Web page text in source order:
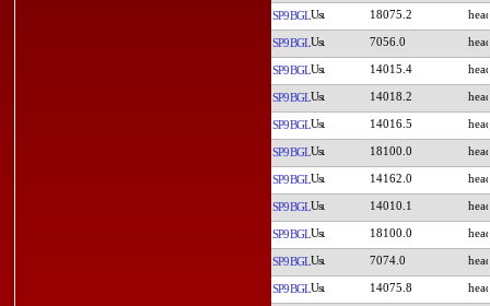
SP9BGL 18075.2
SP9BGL 7056.0
SP9BGL 14015.4
SP9BGL 14018.2
SP9BGL 14016.5
SP9BGL 18100.0
SP9BGL 14162.0
SP9BGL 14010.1
SP9BGL 18100.0
SP9BGL 7074.0
SP9BGL 14075.8